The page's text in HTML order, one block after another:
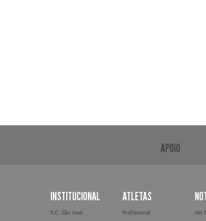
APOIO
INSTITUCIONAL
E.C. São José
ATLETAS
Profissional Ver